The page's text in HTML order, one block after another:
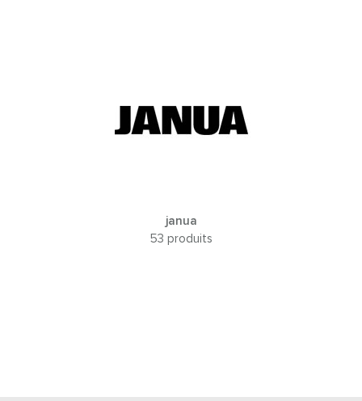
janua
53 produits